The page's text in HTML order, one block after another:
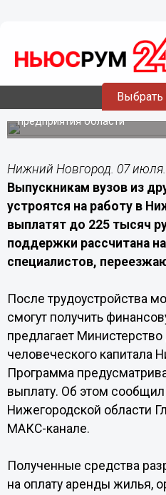
Выбрать
Нижегородская
приезжим
Выпускники вузов из других
единовременную выплату
предприятия области
Нижний Новгород. 07
Выпускникам вузов из
устроятся на работу в
выплатят до 225 тысяч
поддержки рассчитана
специалистов,
После трудоустройства
смогут получить
предлагает
человеческого капитала
Программа
выплату. Об этом сообщил
Нижегородской области
МАКС-канале.
Полученные средства
на оплату аренды жилья,